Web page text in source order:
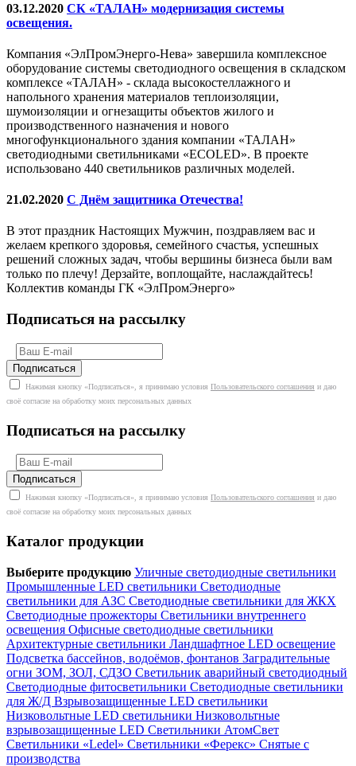
03.12.2020 СК «ТАЛАН» модернизация системы
освещения.
Компания «ЭлПромЭнерго-Нева» завершила комплексное
оборудование системы светодиодного освещения в складском
комплексе «ТАЛАН» - склада высокостеллажного и
напольного хранения материалов теплоизоляции,
шумоизоляции и огнезащиты объектов жилого и
производственного назначения и нового
многофункционального здания компании «ТАЛАН»
светодиодными светильниками «ECOLED». В проекте
использовано 440 светильников различных моделей.
21.02.2020 С Днём защитника Отечества!
В этот праздник Настоящих Мужчин, поздравляем вас и
желаем крепкого здоровья, семейного счастья, успешных
решений сложных задач, чтобы вершины бизнеса были вам
только по плечу! Дерзайте, воплощайте, наслаждайтесь!
Коллектив команды ГК «ЭлПромЭнерго»
Подписаться на рассылку
Нажимая кнопку «Подписаться», я принимаю условия Пользовательского соглашения и даю
своё согласие на обработку моих персональных данных
Подписаться на рассылку
Нажимая кнопку «Подписаться», я принимаю условия Пользовательского соглашения и даю
своё согласие на обработку моих персональных данных
Каталог продукции
Выберите продукцию Уличные светодиодные светильники
Промышленные LED светильники Светодиодные
светильники для АЗС Светодиодные светильники для ЖКХ
Светодиодные прожекторы Светильники внутреннего
освещения Офисные светодиодные светильники
Архитектурные светильники Ландшафтное LED освещение
Подсветка бассейнов, водоёмов, фонтанов Заградительные
огни ЗОМ, ЗОЛ, СДЗО Светильник аварийный светодиодный
Светодиодные фитосветильники Светодиодные светильники
для Ж/Д Взрывозащищенные LED светильники
Низковольтные LED светильники Низковольтные
взрывозащищенные LED Светильники АтомСвет
Светильники «Ledel» Светильники «Ферекс» Снятые с
производства